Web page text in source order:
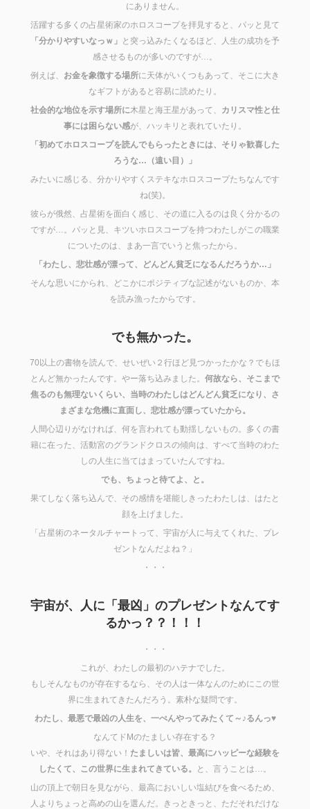
にありません。
活躍する多くの占星術家のホロスコープを拝見すると、パッと見て
「分かりやすいなっｗ」 と突っ込みたくなるほど、人生の成功を予
感させるものが多いのですが…。
例えば、 お金を象徴する場所に天体がいくつもあって、そこに大き
なギフトがあると容易に読めたり。
社会的な地位を示す場所に木星と海王星があって、 カリスマ性と仕
事には困らない感が、ハッキリと表れていたり。
「初めてホロスコープを読んでもらったときには、そりゃ歓喜した
ろうな…（遠い目）」
みたいに感じる、分かりやすくステキなホロスコープたちなんです
ね(笑)。
彼らが俄然、占星術を面白く感じ、その道に入るのは良く分かるの
ですが…。パッと見、キツいホロスコープを持つわたしがこの職業
についたのは、まあ一言でいうと焦ったから。
「わたし、悲壮感が漂って、どんどん貧乏になるんだろうか…」
そんな思いにかられ、どこかにポジティブな記述がないものか、本
を読み漁ったからです。
でも無かった。
70以上の書物を読んで、せいぜい２行ほど見つかったかな？でもほ
とんど無かったんです。やー落ち込みました。 何故なら、そこまで
焦るのも無理ないくらい、当時のわたしはどんどん貧乏になり、さ
まざまな危機に直面し、悲壮感が漂っていたから。
人間心辺りがなければ、何を言われても動揺しないもの。多くの書
籍に在った、活動宮のグランドクロスの傾向は、すべて当時のわた
しの人生に当てはまっていたんですね。
でも、ちょっと待てよ、と。
果てしなく落ち込んで、その感情を堪能しきったわたしは、はたと
顔を上げました。
「占星術のネータルチャートって、宇宙が人に与えてくれた、プレ
ゼントなんだよね？」
・・・
宇宙が、人に「最凶」のプレゼントなんてす
るかっ？？！！！
・・・
これが、わたしの最初のハテナでした。
もしそんなものが存在するなら、その人は一体なんのためにこの世
界に生まれてきたんだろう。素朴な疑問です。
わたし、最悪で最凶の人生を、一ぺんやってみたくて～♪るんっ♥
なんてドMのたましい存在する？
いや、それはあり得ない！ たましいは皆、最高にハッピーな経験を
したくて、この世界に生まれてきている。
と、言うことは…。
山の頂上で朝日を見ながら、最高においしい塩結びを食べるため、
人よりちょっと高めの山を選んだ。きっときっと、ただそれだけな